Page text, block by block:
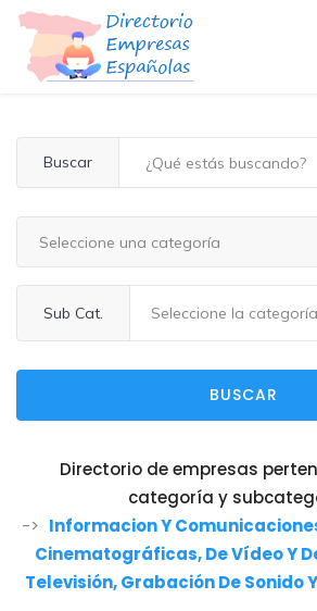
Buscar
Seleccione una categoría
Sub Cat.
BUSCAR
Directorio de empresas
categoría y
-> Informacion Y
Cinematográficas, De Vídeo Y
Televisión, Grabación De Sonido